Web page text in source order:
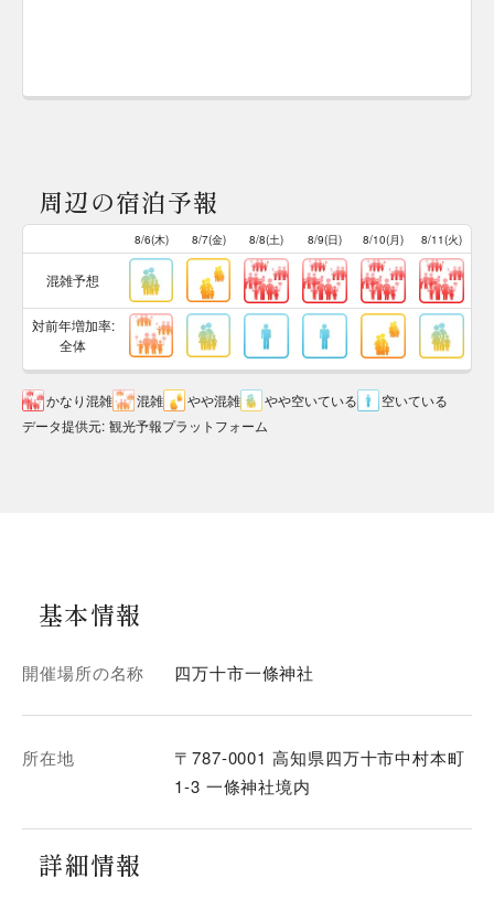
周辺の宿泊予報
8/6(木) 8/7(金) 8/8(土) 8/9(日) 8/10(月) 8/11(火)
混雑予想
対前年増加率:
全体
かなり混雑 混雑 やや混雑 やや空いている
空いている
データ提供元: 観光予報プラットフォーム
基本情報
開催場所の名称 四万十市一條神社
所在地
〒787-0001 高知県四万十市中村本町
1-3 一條神社境内
詳細情報